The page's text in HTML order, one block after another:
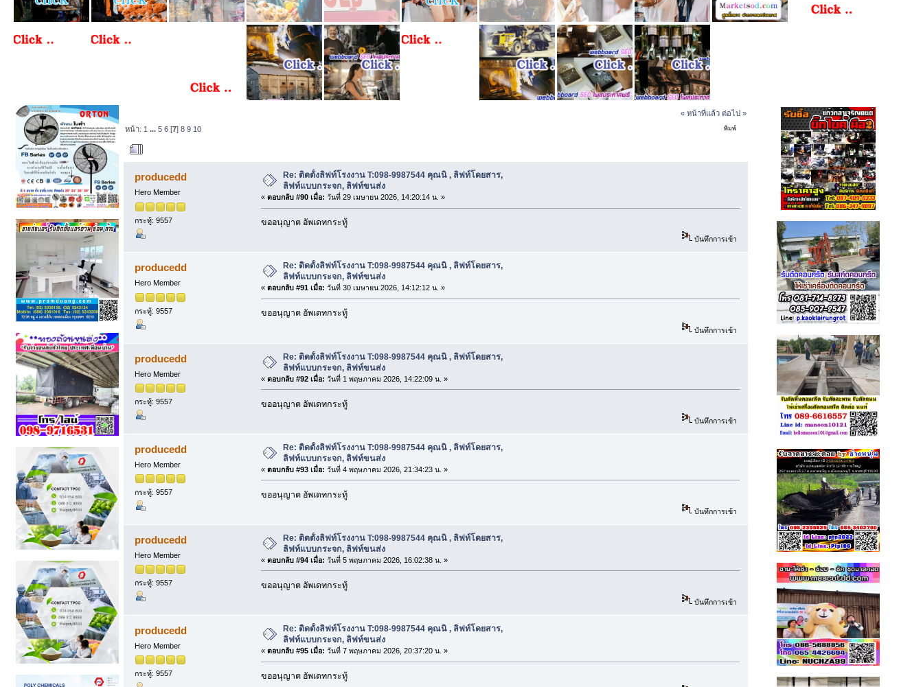
« หน้าที่แล้ว ต่อไป »
พิมพ์
หน้า: 1 ...5 6 [7]8 9 10
producedd
Hero Member
กระทู้: 9557
Re: ติดตั้งลิฟท์โรงงาน T:098-9987544 คุณนิ , ลิฟท์โดยสาร,
ลิฟท์แบบกระจก, ลิฟท์ขนส่ง
« ตอบกลับ #90 เมื่อ: วันที่ 29 เมษายน 2026, 14:20:14 น. »
ขออนุญาต อัพเดทกระทู้
บันทึกการเข้า
producedd
Hero Member
กระทู้: 9557
Re: ติดตั้งลิฟท์โรงงาน T:098-9987544 คุณนิ , ลิฟท์โดยสาร,
ลิฟท์แบบกระจก, ลิฟท์ขนส่ง
« ตอบกลับ #91 เมื่อ: วันที่ 30 เมษายน 2026, 14:12:12 น. »
ขออนุญาต อัพเดทกระทู้
บันทึกการเข้า
producedd
Hero Member
กระทู้: 9557
Re: ติดตั้งลิฟท์โรงงาน T:098-9987544 คุณนิ , ลิฟท์โดยสาร,
ลิฟท์แบบกระจก, ลิฟท์ขนส่ง
« ตอบกลับ #92 เมื่อ: วันที่ 1 พฤษภาคม 2026, 14:22:09 น. »
ขออนุญาต อัพเดทกระทู้
บันทึกการเข้า
producedd
Hero Member
กระทู้: 9557
Re: ติดตั้งลิฟท์โรงงาน T:098-9987544 คุณนิ , ลิฟท์โดยสาร,
ลิฟท์แบบกระจก, ลิฟท์ขนส่ง
« ตอบกลับ #93 เมื่อ: วันที่ 4 พฤษภาคม 2026, 21:34:23 น. »
ขออนุญาต อัพเดทกระทู้
บันทึกการเข้า
producedd
Hero Member
กระทู้: 9557
Re: ติดตั้งลิฟท์โรงงาน T:098-9987544 คุณนิ , ลิฟท์โดยสาร,
ลิฟท์แบบกระจก, ลิฟท์ขนส่ง
« ตอบกลับ #94 เมื่อ: วันที่ 5 พฤษภาคม 2026, 16:02:38 น. »
ขออนุญาต อัพเดทกระทู้
บันทึกการเข้า
producedd
Hero Member
กระทู้: 9557
Re: ติดตั้งลิฟท์โรงงาน T:098-9987544 คุณนิ , ลิฟท์โดยสาร,
ลิฟท์แบบกระจก, ลิฟท์ขนส่ง
« ตอบกลับ #95 เมื่อ: วันที่ 7 พฤษภาคม 2026, 20:37:20 น. »
ขออนุญาต อัพเดทกระทู้